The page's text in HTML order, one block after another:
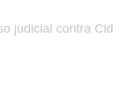
judicial contra Cid